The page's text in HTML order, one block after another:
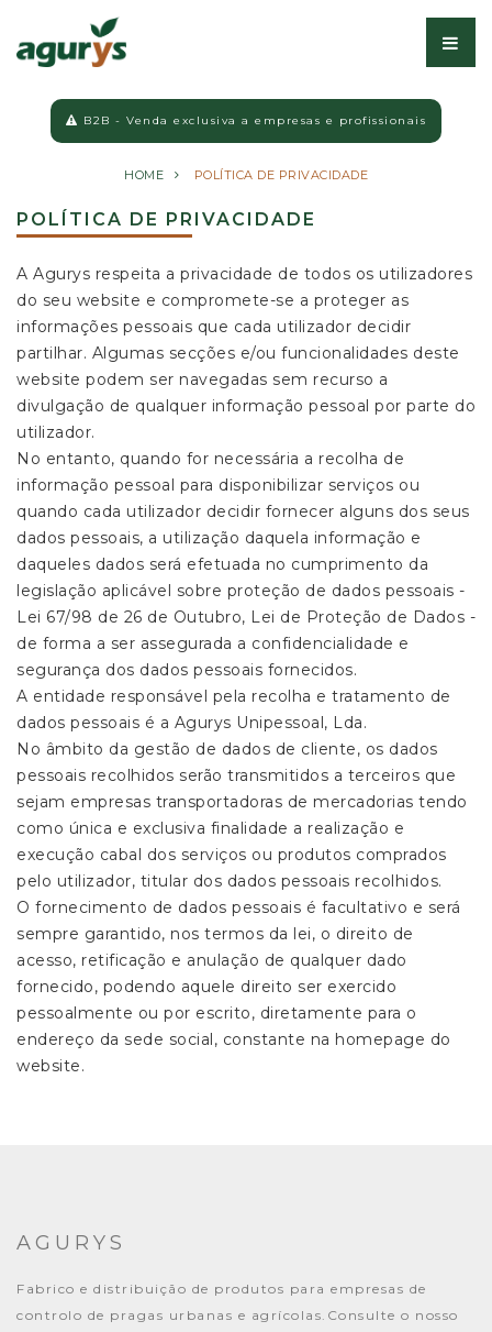
B2B - Venda exclusiva a empresas e profissionais
HOME POLÍTICA DE PRIVACIDADE
POLÍTICA DE PRIVACIDADE
A Agurys respeita a privacidade de todos os utilizadores
do seu website e compromete-se a proteger as
informações pessoais que cada utilizador decidir
partilhar. Algumas secções e/ou funcionalidades deste
website podem ser navegadas sem recurso a
divulgação de qualquer informação pessoal por parte do
utilizador.
No entanto, quando for necessária a recolha de
informação pessoal para disponibilizar serviços ou
quando cada utilizador decidir fornecer alguns dos seus
dados pessoais, a utilização daquela informação e
daqueles dados será efetuada no cumprimento da
legislação aplicável sobre proteção de dados pessoais -
Lei 67/98 de 26 de Outubro, Lei de Proteção de Dados -
de forma a ser assegurada a confidencialidade e
segurança dos dados pessoais fornecidos.
A entidade responsável pela recolha e tratamento de
dados pessoais é a Agurys Unipessoal, Lda.
No âmbito da gestão de dados de cliente, os dados
pessoais recolhidos serão transmitidos a terceiros que
sejam empresas transportadoras de mercadorias tendo
como única e exclusiva finalidade a realização e
execução cabal dos serviços ou produtos comprados
pelo utilizador, titular dos dados pessoais recolhidos.
O fornecimento de dados pessoais é facultativo e será
sempre garantido, nos termos da lei, o direito de
acesso, retificação e anulação de qualquer dado
fornecido, podendo aquele direito ser exercido
pessoalmente ou por escrito, diretamente para o
endereço da sede social, constante na homepage do
website.
AGURYS
Fabrico e distribuição de produtos para empresas de
controlo de pragas urbanas e agrícolas.Consulte o nosso